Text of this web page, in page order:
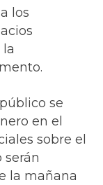
los
se
en el
sobre el
serán
la mañana